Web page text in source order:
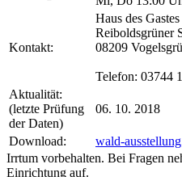
Kontakt:
Haus des Gastes
Reiboldsgrüner
08209
Telefon: 03744
Aktualität:
(letzte Prüfung
der Daten)
06. 10. 2018
Download:
wald-
Irrtum vorbehalten. Bei Fragen
Einrichtung auf.